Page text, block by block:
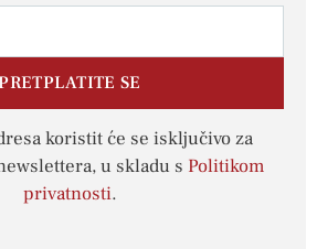
SE
koristit će se isključivo za
u skladu s Politikom
privatnosti.